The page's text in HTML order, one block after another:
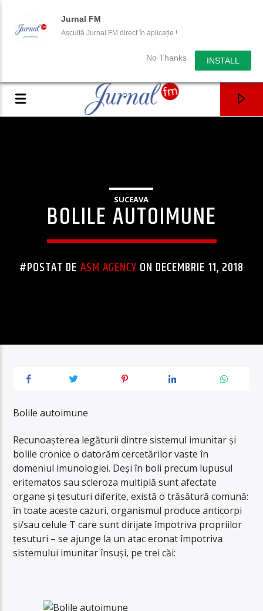
Jurnal FM
Ascultă Jurnal FM direct în aplicație !
No Thanks INSTALL
SUCEAVA
BOLILE AUTOIMUNE
#POSTAT DE ASM AGENCYON DECEMBRIE 11, 2018
Bolile autoimune
Recunoaşterea legăturii dintre sistemul imunitar şi
bolile cronice o datorăm cercetărilor vaste în
domeniul imunologiei. Deşi în boli precum lupusul
eritematos sau scleroza multiplă sunt afectate
organe şi ţesuturi diferite, există o trăsătură comună:
în toate aceste cazuri, organismul produce anticorpi
şi/sau celule T care sunt dirijate împotriva propriilor
ţesuturi – se ajunge la un atac eronat împotriva
sistemului imunitar însuşi, pe trei căi: